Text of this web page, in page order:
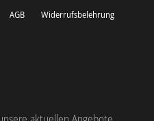
AGB
Widerrufsbelehrung